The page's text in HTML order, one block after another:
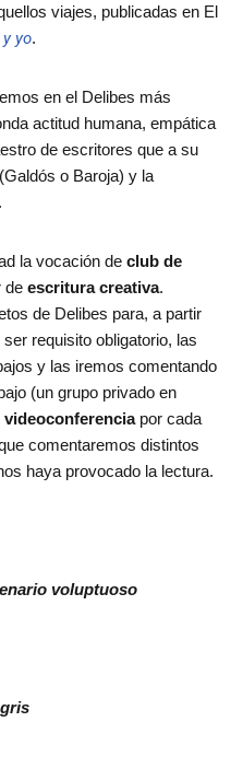
viajes, publicadas en El
y yo.
en el Delibes más
actitud humana, empática
de escritores que a su
o Baroja) y la
la vocación de club de
de escritura creativa.
de Delibes para, a partir
requisito obligatorio, las
y las iremos comentando
(un grupo privado en
videoconferencia por cada
comentaremos distintos
haya provocado la lectura.
voluptuoso